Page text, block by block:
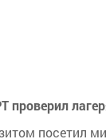
проверил
посетил